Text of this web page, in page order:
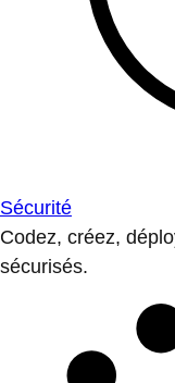
Sécurité
Codez, créez,
sécurisés.